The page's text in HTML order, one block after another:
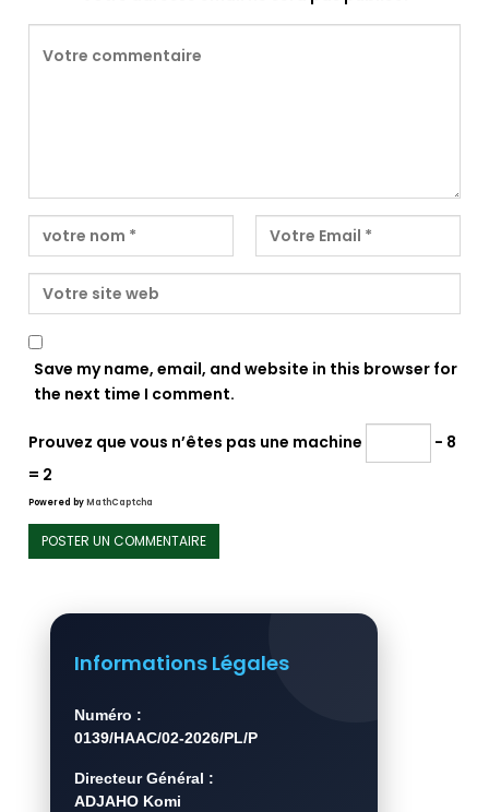
Save my name, email, and website in this browser for
the next time I comment.
Prouvez que vous n’êtes pas une machine
− 8
= 2
Powered byMathCaptcha
Informations Légales
Numéro :
0139/HAAC/02-2026/PL/P
Directeur Général :
ADJAHO Komi